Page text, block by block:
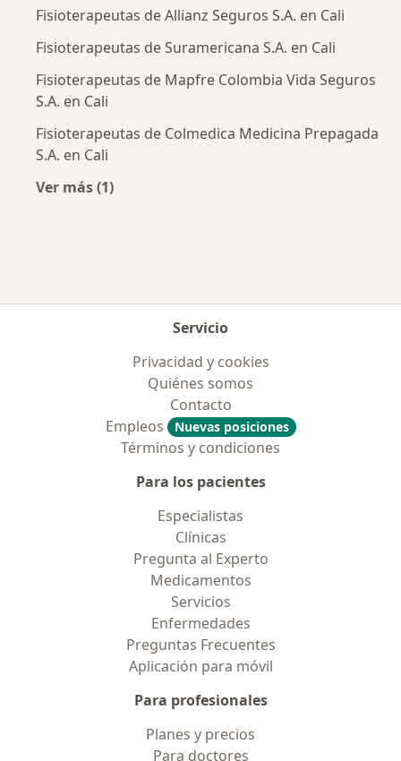
Fisioterapeutas de Allianz Seguros S.A. en Cali
Fisioterapeutas de Suramericana S.A. en Cali
Fisioterapeutas de Mapfre Colombia Vida Seguros
S.A. en Cali
Fisioterapeutas de Colmedica Medicina Prepagada
S.A. en Cali
Ver más (1)
Servicio
Privacidad y cookies
Quiénes somos
Contacto
Empleos
Nuevas posiciones
Términos y condiciones
Para los pacientes
Especialistas
Clínicas
Pregunta al Experto
Medicamentos
Servicios
Enfermedades
Preguntas Frecuentes
Aplicación para móvil
Para profesionales
Planes y precios
Para doctores